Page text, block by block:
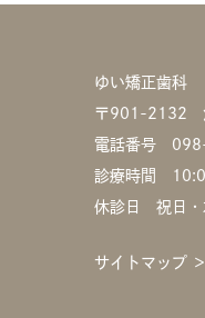
ゆい矯正歯科
〒901-2132
電話番号
診療時間
休診日 祝日・
サイトマップ ＞